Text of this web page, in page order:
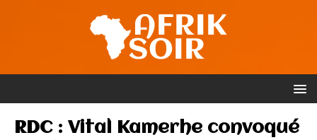
RDC : Vital Kamerhe convoqué